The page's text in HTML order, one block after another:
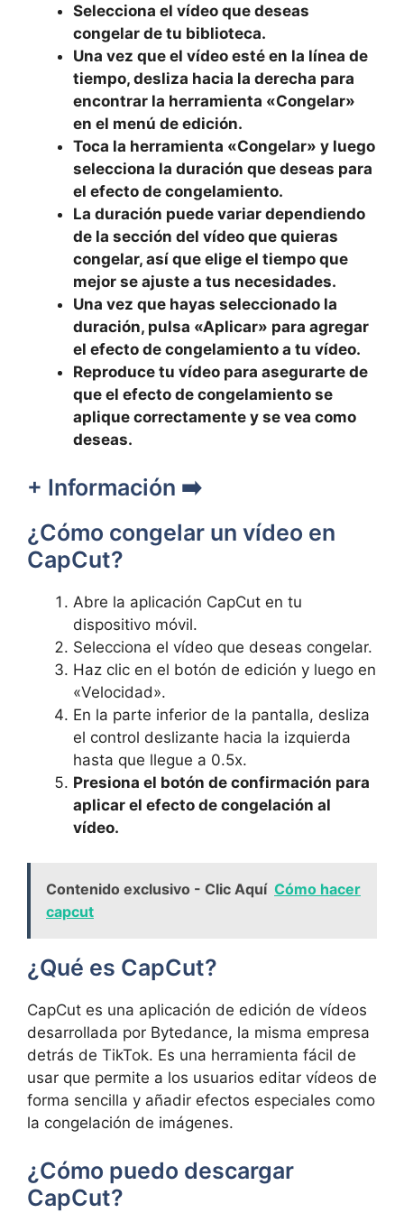
Selecciona el vídeo que deseas
congelar de tu biblioteca.
Una vez que el vídeo esté en la línea de
tiempo, desliza hacia la derecha para
encontrar la herramienta «Congelar»
en el menú de edición.
Toca la herramienta «Congelar» y luego
selecciona la duración que deseas para
el efecto de congelamiento.
La duración puede variar dependiendo
de la sección del vídeo que quieras
congelar, así que elige el tiempo que
mejor se ajuste a tus necesidades.
Una vez que hayas seleccionado la
duración, pulsa «Aplicar» para agregar
el efecto de congelamiento a tu vídeo.
Reproduce tu vídeo para asegurarte de
que el efecto de congelamiento se
aplique correctamente y se vea como
deseas.
+ Información ➡️
¿Cómo congelar un vídeo en
CapCut?
Abre la aplicación CapCut en tu
dispositivo móvil.
Selecciona el vídeo que deseas congelar.
Haz clic en el botón de edición y luego en
«Velocidad».
En la parte inferior de la pantalla, desliza
el control deslizante hacia la izquierda
hasta que llegue a 0.5x.
Presiona el botón de confirmación para
aplicar el efecto de congelación al
vídeo.
Contenido exclusivo - Clic Aquí Cómo hacer
capcut
¿Qué es CapCut?
CapCut es una aplicación de edición de vídeos
desarrollada por Bytedance, la misma empresa
detrás de TikTok. Es una herramienta fácil de
usar que permite a los usuarios editar vídeos de
forma sencilla y añadir efectos especiales como
la congelación de imágenes.
¿Cómo puedo descargar
CapCut?